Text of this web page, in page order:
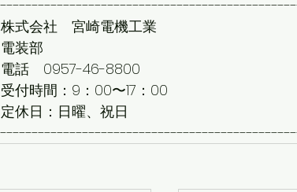
株式会社　宮崎電機工業
電装部
電話　0957-46-8800
受付時間：9：00〜17：00
定休日：日曜、祝日